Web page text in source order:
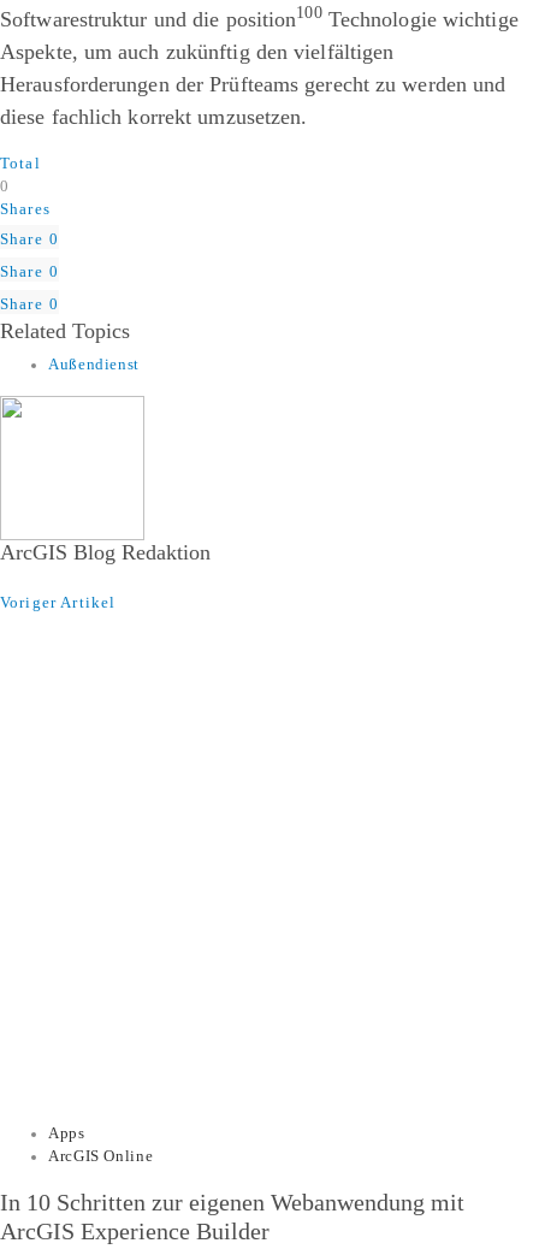
Softwarestruktur und die position100Technologie wichtige
Aspekte, um auch zukünftig den vielfältigen
Herausforderungen der Prüfteams gerecht zu werden und
diese fachlich korrekt umzusetzen.
Total
0
Shares
Share 0
Share 0
Share 0
Related Topics
Außendienst
ArcGIS Blog Redaktion
Voriger Artikel
Apps
ArcGIS Online
In 10 Schritten zur eigenen Webanwendung mit
ArcGIS Experience Builder